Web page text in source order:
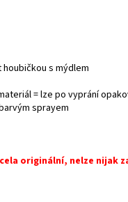
s mýdlem
= lze po vyprání
sprayem
originální, nelze nijak